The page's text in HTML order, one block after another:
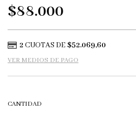
$88.000
2 CUOTAS DE $52.069,60
VER MEDIOS DE PAGO
CANTIDAD